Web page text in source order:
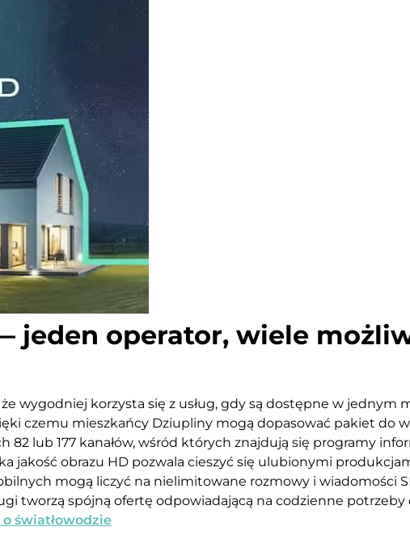
operator, wiele
wygodniej korzysta się z usług, gdy są dostępne w jednym
czemu mieszkańcy Dziupliny mogą dopasować pakiet do
lub 177 kanałów, wśród których znajdują się programy
jakość obrazu HD pozwala cieszyć się ulubionymi
mogą liczyć na nielimitowane rozmowy i wiadomości
tworzą spójną ofertę odpowiadającą na codzienne potrzeby
światłowodzie